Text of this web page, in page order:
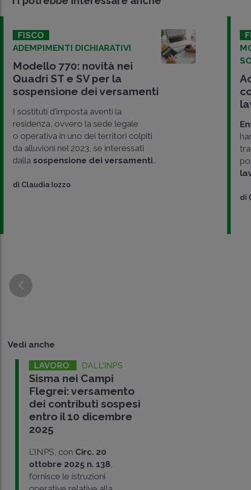
FISCO
ADEMPIMENTI DICHIARATIVI
Modello 770: novità nei
Quadri ST e SV per la
sospensione dei versamenti
I sostituti d'imposta aventi la
residenza, ovvero la sede legale
o operativa in uno dei territori colpiti
da alluvioni nel 2023, se interessati
dalla sospensione dei versamenti..
di Claudia Iozzo
di
Vedi anche
LAVORO DALL'INPS
Sisma nei Campi
Flegrei: versamento
dei contributi sospesi
entro il 10 dicembre
2025
L’INPS, con Circ. 20
ottobre 2025 n. 138
fornisce le istruzioni